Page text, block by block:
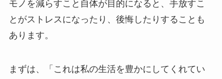
モノを減らすこと自体が目的になると、手放すこ
とがストレスになったり、後悔したりすることも
あります。
まずは、「これは私の生活を豊かにしてくれてい